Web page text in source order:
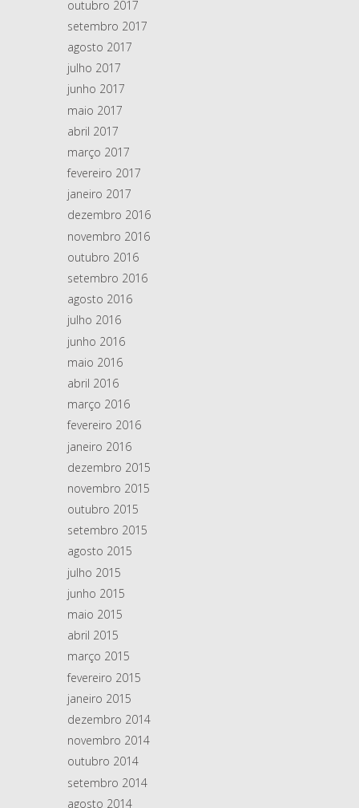
outubro 2017
setembro 2017
agosto 2017
julho 2017
junho 2017
maio 2017
abril 2017
março 2017
fevereiro 2017
janeiro 2017
dezembro 2016
novembro 2016
outubro 2016
setembro 2016
agosto 2016
julho 2016
junho 2016
maio 2016
abril 2016
março 2016
fevereiro 2016
janeiro 2016
dezembro 2015
novembro 2015
outubro 2015
setembro 2015
agosto 2015
julho 2015
junho 2015
maio 2015
abril 2015
março 2015
fevereiro 2015
janeiro 2015
dezembro 2014
novembro 2014
outubro 2014
setembro 2014
agosto 2014